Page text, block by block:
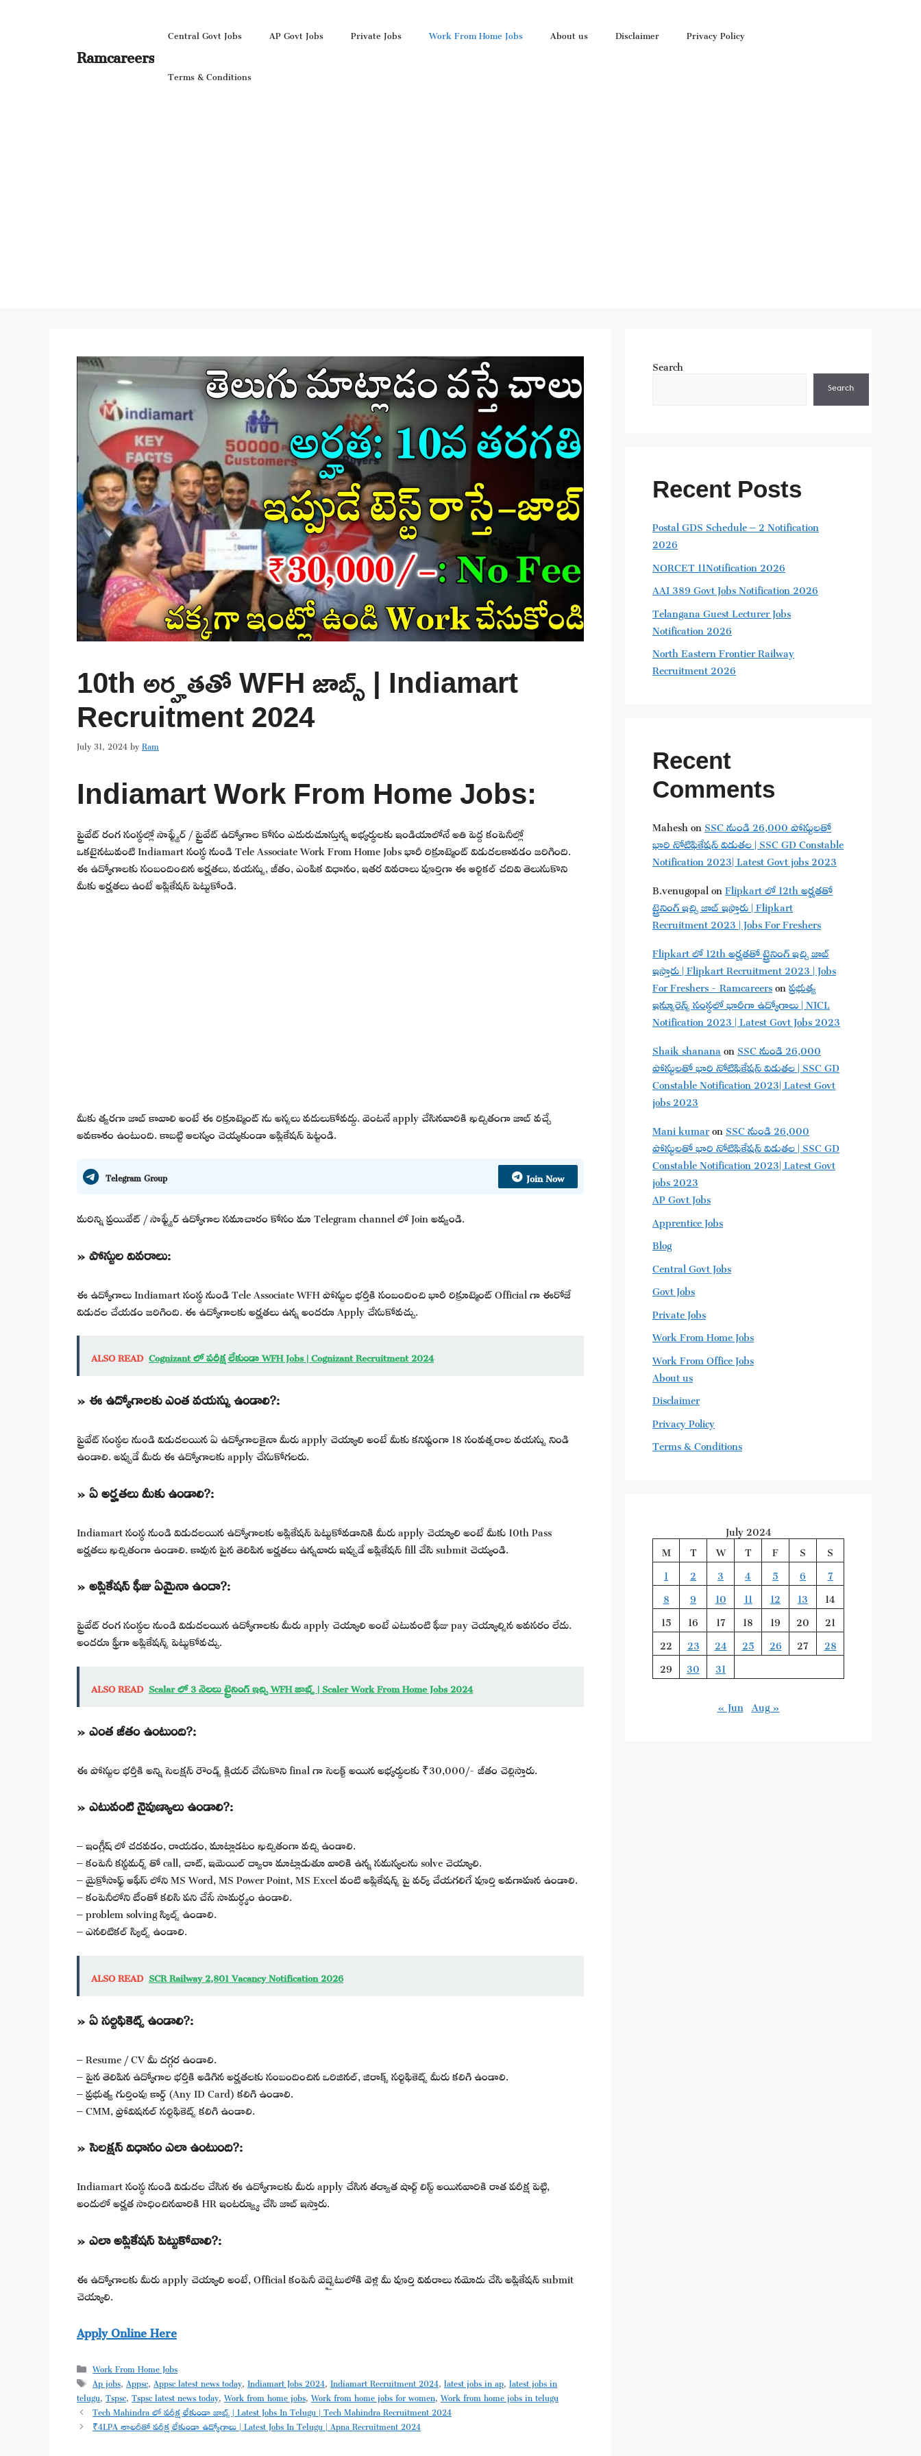
Ramcareers
Central Govt Jobs AP Govt Jobs Private Jobs Work From Home Jobs About us Disclaimer
Privacy Policy
Terms & Conditions
10th అర్హతతో WFH జాబ్స్ | Indiamart
Recruitment 2024
July 31, 2024byRam
Indiamart Work From Home Jobs:
ప్రైవేట్ రంగ సంస్థల్లో సాఫ్ట్వేర్ / ప్రైవేట్ ఉద్యోగాల కోసం ఎదురుచూస్తున్న అభ్యర్థులకు ఇండియాలోనే అతి పెద్ద కంపెనీల్లో
ఒకటైనటువంటి Indiamart సంస్థ నుండి Tele Associate Work From Home Jobs భారీ రిక్రూట్మెంట్ విడుదలకావడం జరిగింది.
ఈ ఉద్యోగాలకు సంబందించిన అర్హతలు, వయస్సు, జీతం, ఎంపిక విధానం, ఇతర వివరాలు పూర్తిగా ఈ ఆర్టికల్ చదివి తెలుసుకొని
మీకు అర్హతలు ఉంటే అప్లికేషన్ పెట్టుకోండి.
మీకు త్వరగా జాబ్ కావాలి అంటే ఈ రిక్రూట్మెంట్ ను అస్సలు వదులుకోవద్దు. వెంటనే apply చేసినవారికి ఖచ్చితంగా జాబ్ వచ్చే
అవకాశం ఉంటుంది. కాబట్టి ఆలస్యం చెయ్యకుండా అప్లికేషన్ పెట్టండి.
Telegram Group Join Now
మరిన్ని ప్రయివేట్ / సాఫ్ట్వేర్ ఉద్యోగాల సమాచారం కోసం మా Telegram channel లో Join అవ్వండి.
» పోస్టుల వివరాలు:
ఈ ఉద్యోగాలు Indiamart సంస్థ నుండి Tele Associate WFH పోస్టుల భర్తీకి సంబందించి భారీ రిక్రూట్మెంట్ Official గా ఈరోజే
విడుదల చేయడం జరిగింది. ఈ ఉద్యోగాలకు అర్హతలు ఉన్న అందరూ Apply చేసుకోవచ్చు.
ALSO READ Cognizant లో పరీక్ష లేకుండా WFH Jobs | Cognizant Recruitment 2024
» ఈ ఉద్యోగాలకు ఎంత వయస్సు ఉండాలి?:
ప్రైవేట్ సంస్థల నుండి విడుదలయిన ఏ ఉద్యోగాలకైనా మీరు apply చెయ్యాలి అంటే మీకు కనిష్టంగా 18 సంవత్సరాల వయస్సు నిండి
ఉండాలి. అప్పుడే మీరు ఈ ఉద్యోగాలకు apply చేసుకోగలరు.
» ఏ అర్హతలు మీకు ఉండాలి?:
Indiamart సంస్థ నుండి విడుదలయిన ఉద్యోగాలకు అప్లికేషన్ పెట్టుకోవడానికి మీరు apply చెయ్యాలి అంటే మీకు 10th Pass
అర్హతలు ఖచ్చితంగా ఉండాలి. కావున పైన తెలిపిన అర్హతలు ఉన్నవారు ఇప్పుడే అప్లికేషన్ fill చేసి submit చెయ్యండి.
» అప్లికేషన్ ఫీజు ఏమైనా ఉందా?:
ప్రైవేట్ రంగ సంస్థల నుండి విడుదలయిన ఉద్యోగాలకు మీరు apply చెయ్యాలి అంటే ఎటువంటి ఫీజు pay చెయ్యాల్సిన అవసరం లేదు.
అందరూ ఫ్రీగా అప్లికేషన్స్ పెట్టుకోవచ్చు.
ALSO READ Scalar లో 3 నెలలు ట్రైనింగ్ ఇచ్చి WFH జాబ్స్ | Scaler Work From Home Jobs 2024
» ఎంత జీతం ఉంటుంది?:
ఈ పోస్టుల భర్తీకి అన్ని సెలక్షన్ రౌండ్స్ క్లియర్ చేసుకొని final గా సెలక్ట్ అయిన అభ్యర్థులకు ₹30,000/- జీతం చెల్లిస్తారు.
» ఎటువంటి నైపుణ్యాలు ఉండాలి?:
– ఇంగ్లీష్ లో చదవడం, రాయడం, మాట్లాడటం ఖచ్చితంగా వచ్చి ఉండాలి.
– కంపెనీ కస్టమర్స్ తో call, చాట్, ఇమెయిల్ ద్వారా మాట్లాడుతూ వారికి ఉన్న సమస్యలను solve చెయ్యాలి.
– మైక్రోసాఫ్ట్ ఆఫీస్ లోని MS Word, MS Power Point, MS Excel వంటి అప్లికేషన్స్ పై వర్క్ చేయగలిగే పూర్తి అవగాహన ఉండాలి.
– కంపెనీలోని టీంతో కలిసి పని చేసే సామర్ధ్యం ఉండాలి.
– problem solving స్కిల్స్ ఉండాలి.
– ఎనలిటికల్ స్కిల్స్ ఉండాలి.
ALSO READ SCR Railway 2,801 Vacancy Notification 2026
» ఏ సర్టిఫికెట్స్ ఉండాలి?:
– Resume / CV మీ దగ్గర ఉండాలి.
– పైన తెలిపిన ఉద్యోగాల భర్తీకి అడిగిన అర్హతలకు సంబందించిన ఒరిజినల్, జిరాక్స్ సర్టిఫికెట్స్ మీరు కలిగి ఉండాలి.
– ప్రభుత్వ గుర్తింపు కార్డ్ (Any ID Card) కలిగి ఉండాలి.
– CMM, ప్రోవిషనల్ సర్టిఫికెట్స్ కలిగి ఉండాలి.
» సెలక్షన్ విధానం ఎలా ఉంటుంది?:
Indiamart సంస్థ నుండి విడుదల చేసిన ఈ ఉద్యోగాలకు మీరు apply చేసిన తర్వాత షార్ట్ లిస్ట్ అయినవారికి రాత పరీక్ష పెట్టి,
అందులో అర్హత సాధించినవారికి HR ఇంటర్వ్యూ చేసి జాబ్ ఇస్తారు.
» ఎలా అప్లికేషన్ పెట్టుకోవాలి?:
ఈ ఉద్యోగాలకు మీరు apply చెయ్యాలి అంటే, Official కంపెనీ వెబ్సైటులోకి వెళ్లి మీ పూర్తి వివరాలు నమోదు చేసి అప్లికేషన్ submit
చెయ్యాలి.
Apply Online Here
Categories
Work From Home Jobs
Tags
Ap jobs,Appsc,Appsc latest news today,Indiamart Jobs 2024,Indiamart Recruitment 2024,latest jobs in ap,latest jobs in
telugu,Tspsc,Tspsc latest news today,Work from home jobs,Work from home jobs for women,Work from home jobs in telugu
Tech Mahindra లో పరీక్ష లేకుండా జాబ్స్ | Latest Jobs In Telugu | Tech Mahindra Recruitment 2024
₹4LPA శాలరీతో పరీక్ష లేకుండా ఉద్యోగాలు | Latest Jobs In Telugu | Apna Recruitment 2024
Search
Search
Recent Posts
Postal GDS Schedule – 2 Notification
2026
NORCET 11Notification 2026
AAI 389 Govt Jobs Notification 2026
Telangana Guest Lecturer Jobs
Notification 2026
North Eastern Frontier Railway
Recruitment 2026
Recent
Comments
MaheshonSSC నుండి 26,000 పోస్టులతో
భారి నోటిఫికేషన్ విడుతల | SSC GD Constable
Notification 2023| Latest Govt jobs 2023
B.venugopalonFlipkart లో 12th అర్హతతో
ట్రైనింగ్ ఇచ్చి జాబ్ ఇస్తారు | Flipkart
Recruitment 2023 | Jobs For Freshers
Flipkart లో 12th అర్హతతో ట్రైనింగ్ ఇచ్చి జాబ్
ఇస్తారు | Flipkart Recruitment 2023 | Jobs
For Freshers - Ramcareersonప్రభుత్వ
ఇన్సూరెన్స్ సంస్థలో భారీగా ఉద్యోగాలు | NICL
Notification 2023 | Latest Govt Jobs 2023
Shaik shananaonSSC నుండి 26,000
పోస్టులతో భారి నోటిఫికేషన్ విడుతల | SSC GD
Constable Notification 2023| Latest Govt
jobs 2023
Mani kumaronSSC నుండి 26,000
పోస్టులతో భారి నోటిఫికేషన్ విడుతల | SSC GD
Constable Notification 2023| Latest Govt
jobs 2023
AP Govt Jobs
Apprentice Jobs
Blog
Central Govt Jobs
Govt Jobs
Private Jobs
Work From Home Jobs
Work From Office Jobs
About us
Disclaimer
Privacy Policy
Terms & Conditions
July 2024
M
T W T F S
S
1
2 3 4 5 6
7
8
9 10 11 12 13
14
15
16 17 18 19 20
21
22
23 24 25 26 27
28
29
30
31
« Jun Aug »